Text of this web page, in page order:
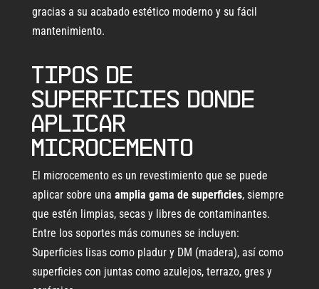
gracias a su acabado estético moderno y su fácil
mantenimiento.
Tipos de
superficies donde
aplicar
microcemento
El microcemento es un revestimiento que se puede
aplicar sobre una amplia gama de superficies, siempre
que estén limpias, secas y libres de contaminantes.
Entre los soportes más comunes se incluyen:
Superficies lisas como pladur y DM (madera), así como
superficies con juntas como azulejos, terrazo, gres y